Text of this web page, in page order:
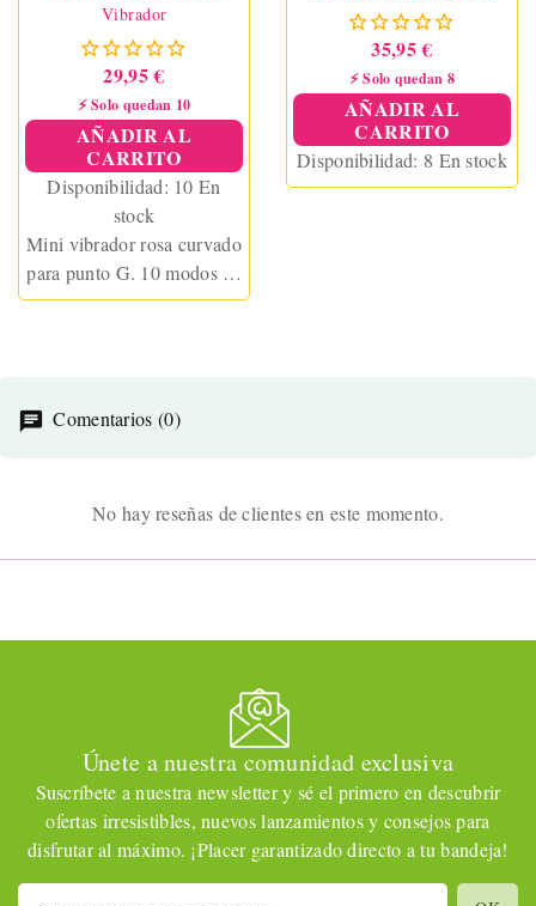
Vibrador
29,95 €
⚡ Solo quedan 10
AÑADIR AL
CARRITO
Disponibilidad: 10 En
stock
Mini vibrador rosa curvado
para punto G. 10 modos de
vibración, discreto,
ultrasuave.
35,95 €
⚡ Solo quedan 8
AÑADIR AL
CARRITO
Disponibilidad: 8 En stock
Comentarios (0)
No hay reseñas de clientes en este momento.
Únete a nuestra comunidad exclusiva
Suscríbete a nuestra newsletter y sé el primero en descubrir
ofertas irresistibles, nuevos lanzamientos y consejos para
disfrutar al máximo. ¡Placer garantizado directo a tu bandeja!